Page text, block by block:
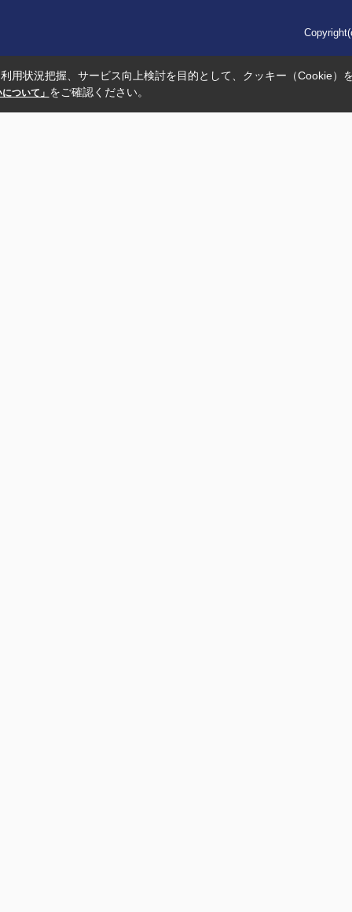
用状況把握、サービス向上検討を目的として、クッキー（Cookie）
ついて」 をご確認ください。